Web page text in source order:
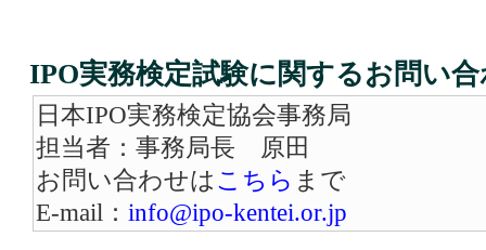
IPO実務検定試験に関するお問い
日本IPO実務検定協会事務局
担当者：事務局長 原田
お問い合わせはこちら まで
E-mail： info@ipo-kentei.or.jp